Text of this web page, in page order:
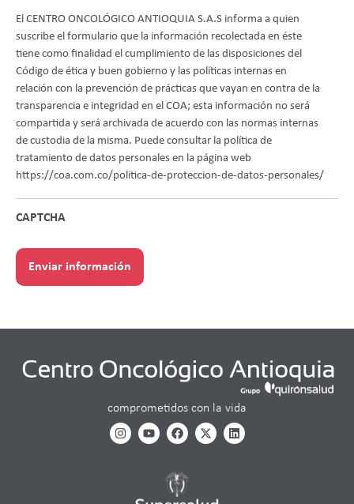
El CENTRO ONCOLÓGICO ANTIOQUIA S.A.S informa a quien
suscribe el formulario que la información recolectada en éste
tiene como finalidad el cumplimiento de las disposiciones del
Código de ética y buen gobierno y las políticas internas en
relación con la prevención de prácticas que vayan en contra de la
transparencia e integridad en el COA; esta información no será
compartida y será archivada de acuerdo con las normas internas
de custodia de la misma. Puede consultar la política de
tratamiento de datos personales en la página web
https://coa.com.co/politica-de-proteccion-de-datos-personales/
CAPTCHA
comprometidos con la vida